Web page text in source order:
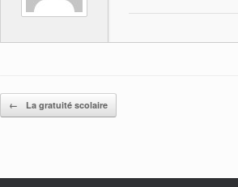
Post navigation
← La gratuité scolaire